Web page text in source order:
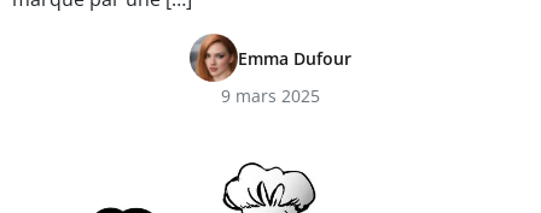
Emma Dufour
9 mars 2025